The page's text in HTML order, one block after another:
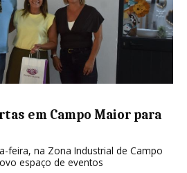
em Campo Maior para
feira, na Zona Industrial de Campo
espaço de eventos